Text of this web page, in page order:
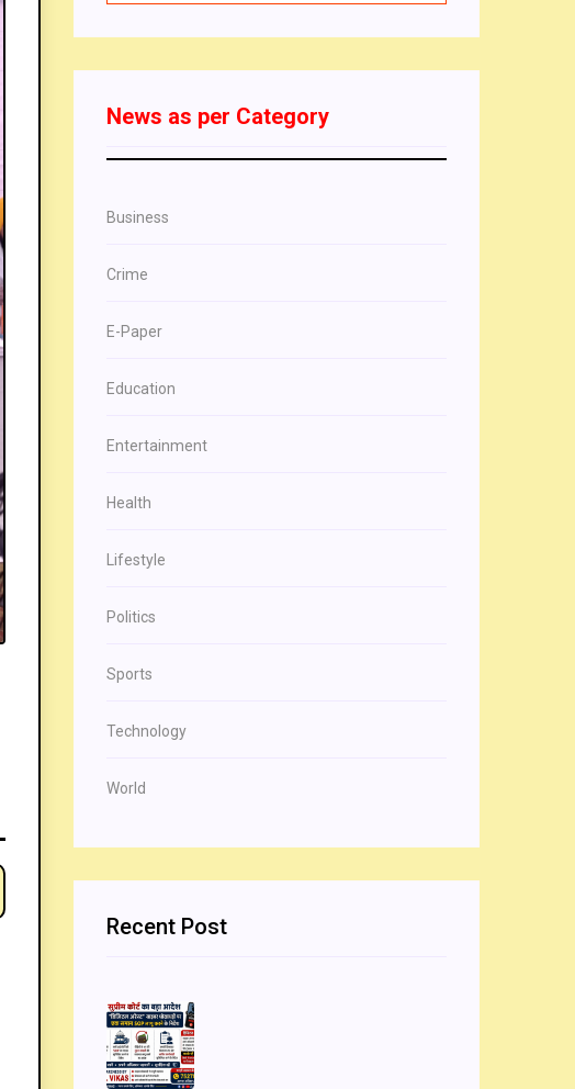
News as per Category
Business
Crime
E-Paper
Education
Entertainment
Health
Lifestyle
Politics
Sports
Technology
World
Recent Post